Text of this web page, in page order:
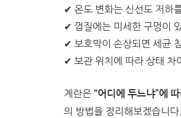
✔ 온도 변화는 신선도 저하
✔ 껍질에는 미세한 구멍이
✔ 보호막이 손상되면 세균
✔ 보관 위치에 따라 상태 차
계란은“어디에 두느냐”에
의 방법을 정리해보겠습니다.